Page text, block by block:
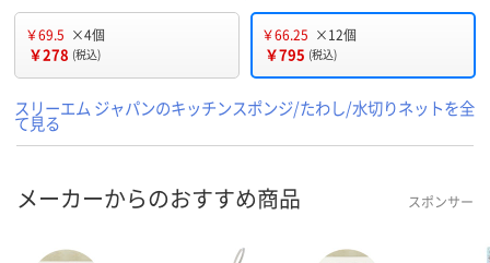
￥69.5 ×4個
￥278 (税込)
￥66.25 ×12個
￥795 (税込)
スリーエム ジャパンのキッチンスポンジ/たわし/水切りネットを全
て見る
メーカーからのおすすめ商品 スポンサー